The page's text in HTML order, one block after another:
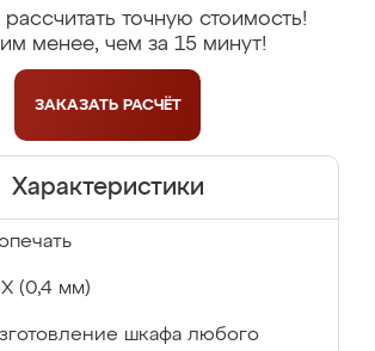
точную стоимость!
менее, чем за 15 минут!
ЗАКАЗАТЬ РАСЧЁТ
Характеристики
(0,4 мм)
шкафа любого